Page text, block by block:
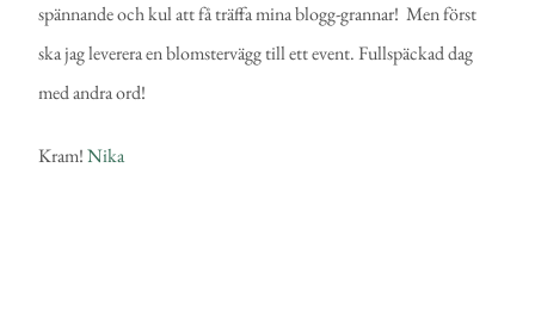
spännande och kul att få träffa mina blogg-grannar! Men först
ska jag leverera en blomstervägg till ett event. Fullspäckad dag
med andra ord!
Kram!Nika